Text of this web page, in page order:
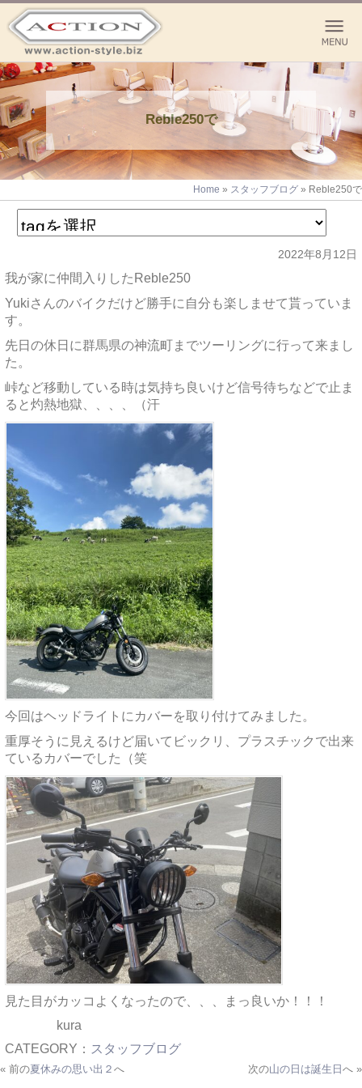
Reble250で
Home » スタッフブログ » Reble250で
2022年8月12日
我が家に仲間入りしたReble250
Yukiさんのバイクだけど勝手に自分も楽しませて貰っていま
す。
先日の休日に群馬県の神流町までツーリングに行って来まし
た。
峠など移動している時は気持ち良いけど信号待ちなどで止ま
ると灼熱地獄、、、、（汗
今回はヘッドライトにカバーを取り付けてみました。
重厚そうに見えるけど届いてビックリ、プラスチックで出来
ているカバーでした（笑
見た目がカッコよくなったので、、、まっ良いか！！！
kura
CATEGORY： スタッフブログ
« 前の夏休みの思い出２ へ 次の山の日は誕生日 へ »